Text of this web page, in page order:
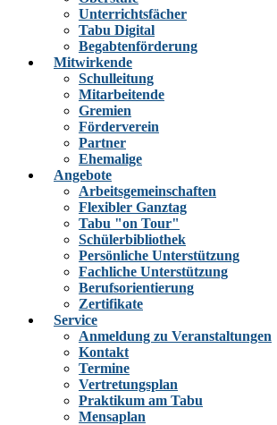
Unterrichtsfächer
Tabu Digital
Begabtenförderung
Mitwirkende
Schulleitung
Mitarbeitende
Gremien
Förderverein
Partner
Ehemalige
Angebote
Arbeitsgemeinschaften
Flexibler Ganztag
Tabu "on Tour"
Schülerbibliothek
Persönliche Unterstützung
Fachliche Unterstützung
Berufsorientierung
Zertifikate
Service
Anmeldung zu Veranstaltungen
Kontakt
Termine
Vertretungsplan
Praktikum am Tabu
Mensaplan